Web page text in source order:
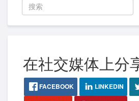
在社交媒体上分
FACEBOOK LINKEDIN